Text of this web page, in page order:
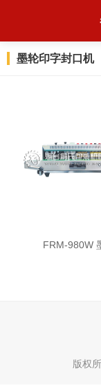
墨轮印字封口机
FRM-980W
版权